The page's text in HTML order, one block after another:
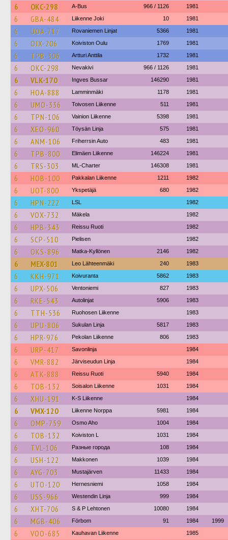
6 OKC-298 A-Bus 966 / 1126 1981
6 GBA-484 Liikenne Joki 10 1981
6 UOA-717 Rovaniemen Linjat 5366 1981
6 OJX-206 Koiviston Oulu 1769 1981
6 TPB-306 Artturi Anttila 1732 1981
6 OKC-298 Nevakivi 966 / 1126 1981
6 VLK-170 Ingves Bussar 146290 1981
6 HOA-888 Lamminmäki 1178 1981
6 UMO-336 Toivosen Liikenne 511 1981
6 TPN-106 Vainion Liikenne 5398 1981
6 XEO-960 Töysän Linja 575 1981
6 ANM-106 Friherrsin Auto 483 1981
6 TPB-800 Elimäen Liikenne 146224 1981
6 TRS-303 ML-Charter 146308 1981
6 HOB-100 Pakkalan Liikenne 1211 1982
6 UOT-800 Ykspetäjä 680 1982
6 HPN-222 LSL 1982
6 VOX-732 Mäkela 1982
6 HPB-343 Reissu Ruoti 1982
6 SCP-510 Pielisen 1982
6 OKS-896 Matka-Kyllönen 2146 1982
6 MEX-801 Leo Lähteenmäki 240 1983
6 KKH-971 Koivuranta 5862 1983
6 UPX-506 Ventoniemi 827 1983
6 RKE-543 Autolinjat 5906 1983
6 TTH-536 Ruohosen Liikenne 1983
6 UPU-806 Sukulan Linja 5817 1983
6 HPR-976 Pekolan Liikenne 806 1983
6 URP-417 Savonlinja 1984
6 VMR-882 Järviseudun Linja 1984
6 ATK-888 Reissu Ruoti 5940 1984
6 TOB-132 Soisalon Liikenne 1031 1984
6 XHU-191 K-S Liikenne 1984
6 VMX-120 Liikenne Norppa 5981 1984
6 OMP-759 Osmo Aho 1004 1984
6 TOB-132 Koiviston L 1031 1984
6 TVL-106 Разные города 108 1984
6 USH-122 Makkonen 1039 1984
6 AYG-703 Mustajärven 11433 1984
6 UTO-120 Hernesniemi 1058 1984
6 USS-966 Westendin Linja 999 1984
6 XHT-706 S & P Lehtonen 10080 1984
6 MGB-406 Förbom 91 1984 1999
6 VOO-685 Kauhavan Liikenne 1985